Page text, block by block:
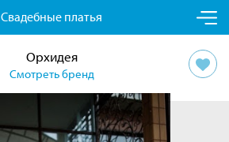
Свадебные платья
Орхидея
Смотреть бренд